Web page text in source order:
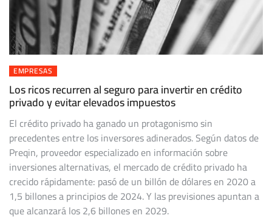
EMPRESAS
Los ricos recurren al seguro para invertir en crédito
privado y evitar elevados impuestos
El crédito privado ha ganado un protagonismo sin
precedentes entre los inversores adinerados. Según datos de
Preqin, proveedor especializado en información sobre
inversiones alternativas, el mercado de crédito privado ha
crecido rápidamente: pasó de un billón de dólares en 2020 a
1,5 billones a principios de 2024. Y las previsiones apuntan a
que alcanzará los 2,6 billones en 2029.